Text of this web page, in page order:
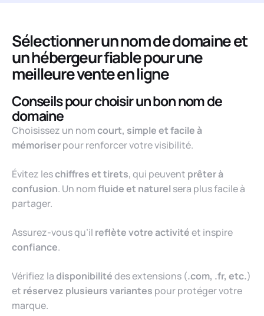
Sélectionner un nom de domaine et
un hébergeur fiable pour une
meilleure vente en ligne
Conseils pour choisir un bon nom de
domaine
Choisissez un nomcourt, simple et facile à
mémoriserpour renforcer votre visibilité.
Évitez leschiffres et tirets, qui peuvent prêter à
confusion. Un nomfluide et naturel sera plus facile à
partager.
Assurez-vous qu’il reflète votre activitéet inspire
confiance.
Vérifiez ladisponibilitédes extensions (.com, .fr, etc.)
et réservez plusieurs variantes pour protéger votre
marque.